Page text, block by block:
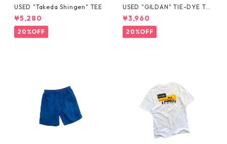
USED "Takeda Shingen" TEE
¥5,280
20%OFF
USED "GILDAN" TIE-DYE TE
E
¥3,960
20%OFF